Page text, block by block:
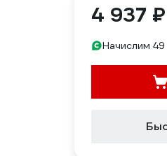
4 937 ₽
Начислим